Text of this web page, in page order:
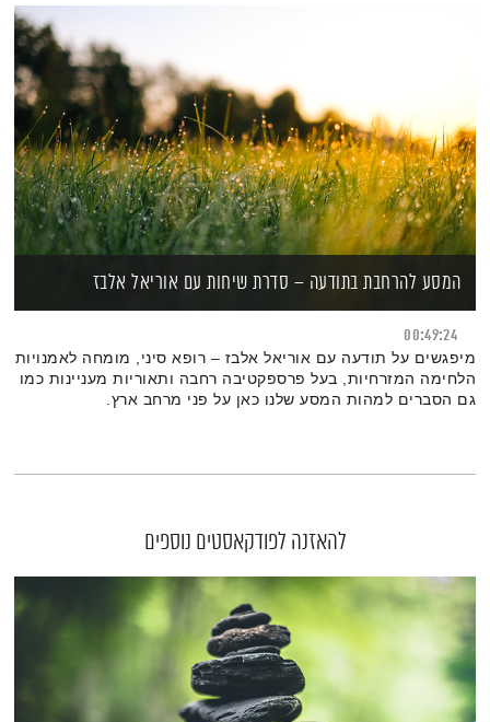
המסע להרחבת בתודעה – סדרת שיחות עם אוריאל אלבז
00:49:24
מיפגשים על תודעה עם אוריאל אלבז – רופא סיני, מומחה לאמנויות
הלחימה המזרחיות, בעל פרספקטיבה רחבה ותאוריות מעניינות כמו
גם הסברים למהות המסע שלנו כאן על פני מרחב ארץ.
להאזנה לפודקאסטים נוספים